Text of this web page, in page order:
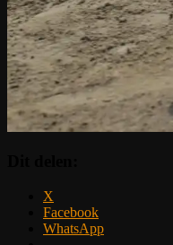
X
Facebook
WhatsApp